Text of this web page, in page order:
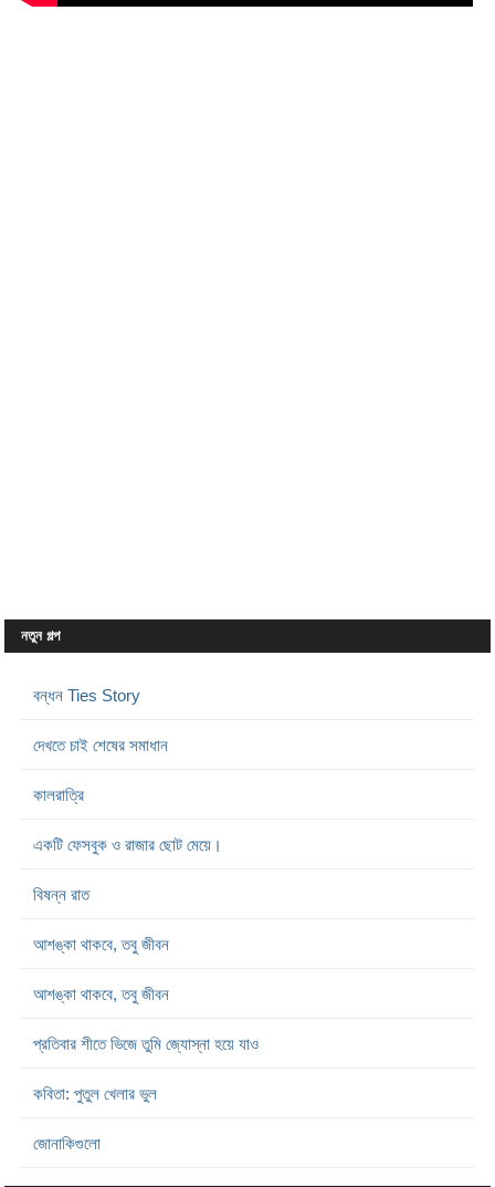
নতুন গল্প
বন্ধন Ties Story
দেখতে চাই শেষের সমাধান
কালরাত্রি
একটি ফেসবুক ও রাজার ছোট মেয়ে।
বিষন্ন রাত
আশঙ্কা থাকবে, তবু জীবন
আশঙ্কা থাকবে, তবু জীবন
প্রতিবার শীতে ভিজে তুমি জ্যোস্না হয়ে যাও
কবিতা: পুতুল খেলার ভুল
জোনাকিগুলো